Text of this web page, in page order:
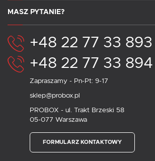
MASZ PYTANIE?
+48 22 77 33 893
+48 22 77 33 894
Zapraszamy - Pn-Pt: 9-17
sklep@probox.pl
PROBOX - ul. Trakt Brzeski 58
05-077 Warszawa
FORMULARZ KONTAKTOWY